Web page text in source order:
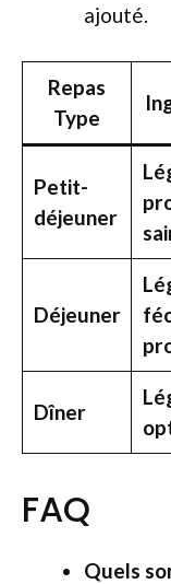
ajouté.
Repas
Type
Petit-
déjeuner
Déjeuner
Dîner
FAQ
Quels